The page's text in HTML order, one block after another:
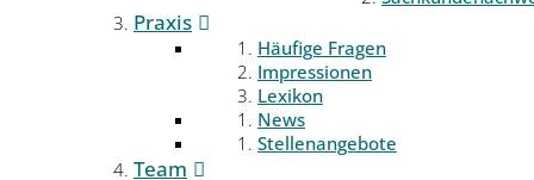
Praxis
Häufige Fragen
Impressionen
Lexikon
News
Stellenangebote
Team